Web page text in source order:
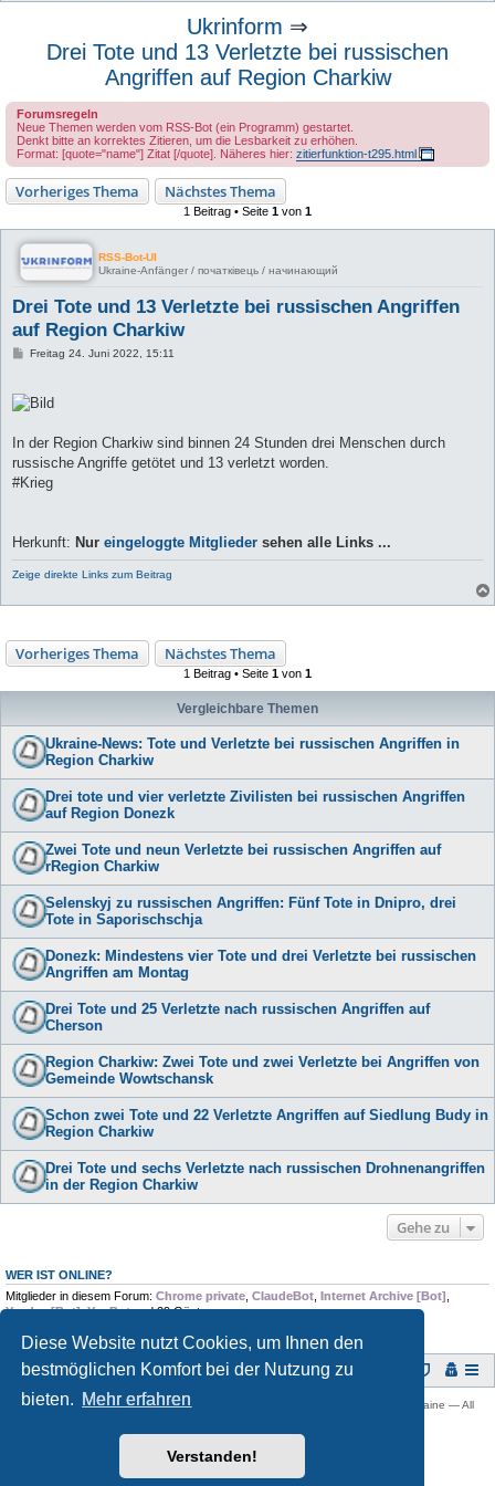
Diese Website nutzt Cookies, um Ihnen den
bestmöglichen Komfort bei der Nutzung zu
bieten.
Mehr erfahren
Verstanden!
Ukrinform ⇒
Drei Tote und 13 Verletzte bei russischen
Angriffen auf Region Charkiw
Forumsregeln
Neue Themen werden vom RSS-Bot (ein Programm) gestartet.
Denkt bitte an korrektes Zitieren, um die Lesbarkeit zu erhöhen.
Format: [quote="name"] Zitat [/quote]. Näheres hier: zitierfunktion-t295.html
Vorheriges Thema Nächstes Thema
1 Beitrag • Seite 1 von 1
RSS-Bot-UI
Ukraine-Anfänger / початківець / начинающий
Drei Tote und 13 Verletzte bei russischen Angriffen
auf Region Charkiw
B
t
r
Freitag 24. Juni 2022, 15:11
In der Region Charkiw sind binnen 24 Stunden drei Menschen durch
russische Angriffe getötet und 13 verletzt worden.
#Krieg
Herkunft: Nur eingeloggte Mitglieder sehen alle Links ...
Zeige direkte Links zum Beitrag
Vorheriges Thema Nächstes Thema
1 Beitrag • Seite 1 von 1
Vergleichbare Themen
Ukraine-News: Tote und Verletzte bei russischen Angriffen in
Region Charkiw
Drei tote und vier verletzte Zivilisten bei russischen Angriffen
auf Region Donezk
Zwei Tote und neun Verletzte bei russischen Angriffen auf
rRegion Charkiw
Selenskyj zu russischen Angriffen: Fünf Tote in Dnipro, drei
Tote in Saporischschja
Donezk: Mindestens vier Tote und drei Verletzte bei russischen
Angriffen am Montag
Drei Tote und 25 Verletzte nach russischen Angriffen auf
Cherson
Region Charkiw: Zwei Tote und zwei Verletzte bei Angriffen von
Gemeinde Wowtschansk
Schon zwei Tote und 22 Verletzte Angriffen auf Siedlung Budy in
Region Charkiw
Drei Tote und sechs Verletzte nach russischen Drohnenangriffen
in der Region Charkiw
Gehe zu
WER IST ONLINE?
Mitglieder in diesem Forum: Chrome private ClaudeBot Internet Archive [Bot]
Yandex [Bot],YouBotund 29 Gäste
Foren-Übersicht
Copyright © 2009 -2026 Ukraine-Forum: Infos, Tipps und Diskussionen zur Ukraine — All
Deutsche Übersetzung durch